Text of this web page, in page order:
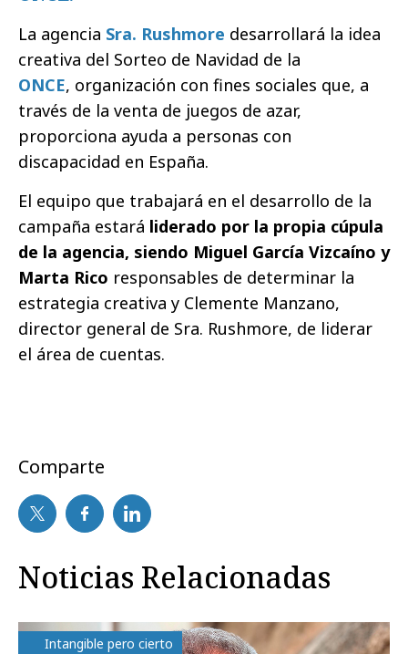
La agencia Sra. Rushmore desarrollará la idea
creativa del Sorteo de Navidad de la
ONCE, organización con fines sociales que, a
través de la venta de juegos de azar,
proporciona ayuda a personas con
discapacidad en España.
El equipo que trabajará en el desarrollo de la
campaña estará liderado por la propia cúpula
de la agencia, siendo Miguel García Vizcaíno y
Marta Rico responsables de determinar la
estrategia creativa y Clemente Manzano,
director general de Sra. Rushmore, de liderar
el área de cuentas.
Comparte
Noticias Relacionadas
Intangible pero cierto